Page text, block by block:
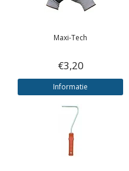
Maxi-Tech
€3,20
Informatie